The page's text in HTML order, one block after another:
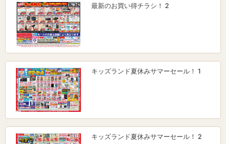
最新のお買い得チラシ！ 2
キッズランド夏休みサマーセール！ 1
キッズランド夏休みサマーセール！ 2